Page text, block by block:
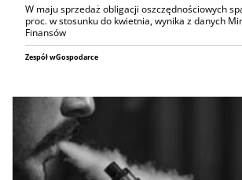
W maju sprzedaż obligacji oszczędnościowych
proc. w stosunku do kwietnia, wynika z danych
Finansów
Zespół wGospodarce